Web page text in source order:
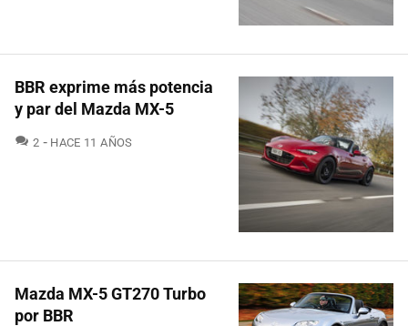
BBR exprime más potencia
y par del Mazda MX-5
2 COMENTARIOS
HACE 11 AÑOS
Mazda MX-5 GT270 Turbo
por BBR